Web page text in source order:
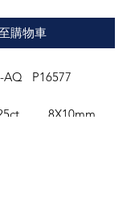
購物車
AQ P16577
8X10mm